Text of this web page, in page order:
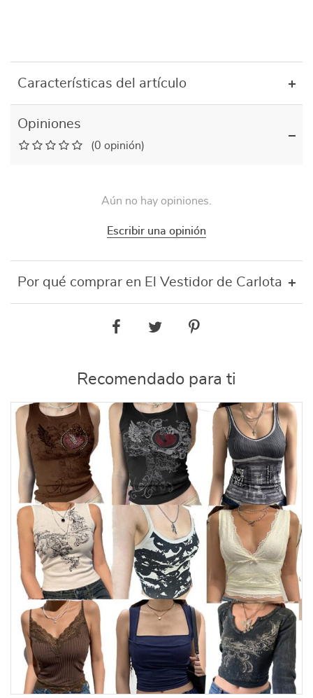
Características del artículo
Opiniones
(0 opinión)
Aún no hay opiniones.
Escribir una opinión
Por qué comprar en El Vestidor de Carlota
Recomendado para ti